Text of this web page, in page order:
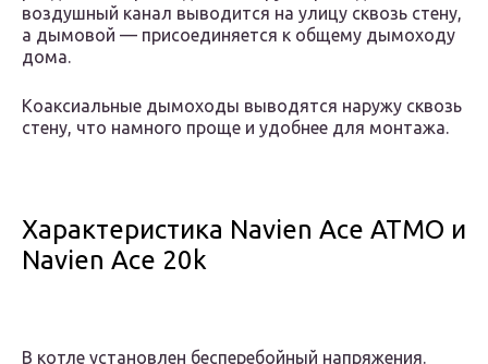
воздушный канал выводится на улицу сквозь стену,
а дымовой — присоединяется к общему дымоходу
дома.
Коаксиальные дымоходы выводятся наружу сквозь
стену, что намного проще и удобнее для монтажа.
Характеристика Navien Ace ATMO и
Navien Ace 20k
В котле установлен бесперебойный напряжения.